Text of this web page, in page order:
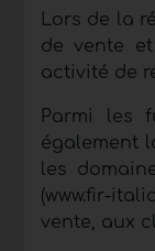
Lors de la
de vente
activité de
Parmi les
également
les
(www.fir-
vente, aux